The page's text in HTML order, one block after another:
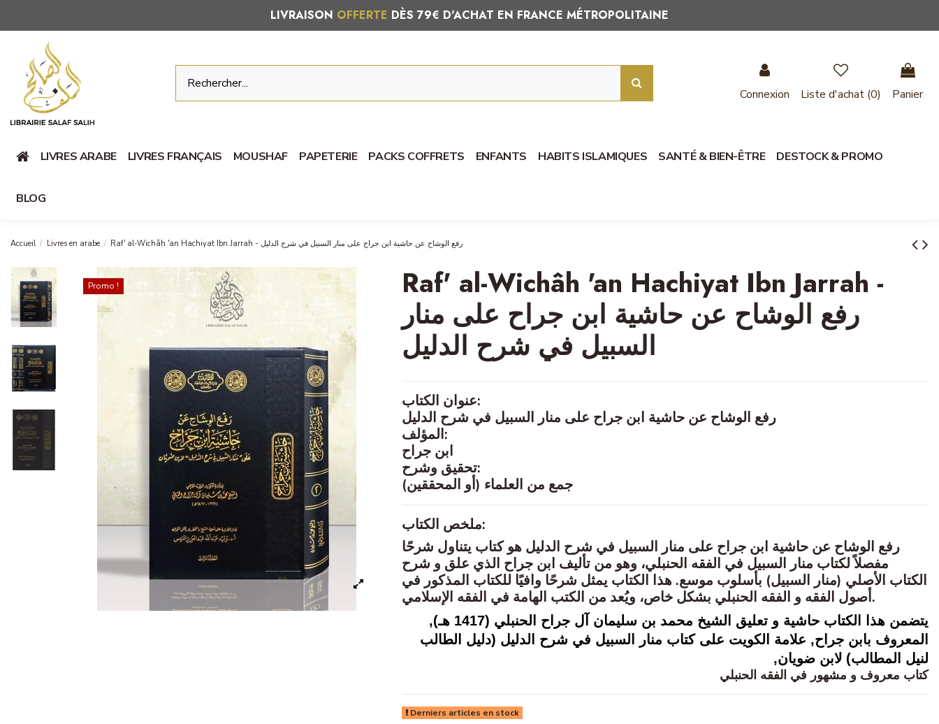
LIVRAISON OFFERTE DÈS 79€ D'ACHAT EN FRANCE MÉTROPOLITAINE
Connexion Liste d'achat (0) Panier
LIVRES ARABE LIVRES FRANÇAIS MOUSHAF PAPETERIE PACKS COFFRETS ENFANTS HABITS ISLAMIQUES SANTÉ & BIEN-ÊTRE DESTOCK & PROMO
BLOG
Accueil Livres en arabe Raf' al-Wichâh 'an Hachiyat Ibn Jarrah - رفع الوشاح عن حاشية ابن جراح على منار السبيل في شرح الدليل
Promo !
Raf' al-Wichâh 'an Hachiyat Ibn Jarrah -
رفع الوشاح عن حاشية ابن جراح على منار
السبيل في شرح الدليل
عنوان الكتاب:
رفع الوشاح عن حاشية ابن جراح على منار السبيل في شرح الدليل
المؤلف:
ابن جراح
تحقيق وشرح:
جمع من العلماء (أو المحققين)
ملخص الكتاب:
رفع الوشاح عن حاشية ابن جراح على منار السبيل في شرح الدليل هو كتاب يتناول شرحًا
مفصلاًلكتاب منار السبيل في الفقه الحنبلي، وهو من تأليف ابن جراح الذي علق و شرح
الكتاب الأصلي (منار السبيل) بأسلوب موسع. هذا الكتاب يمثل شرحًا وافيًا للكتاب المذكور في
أصول الفقه و الفقه الحنبلي بشكل خاص، ويُعد من الكتب الهامة في الفقه الإسلامي .
يتضمن هذا الكتاب حاشية و تعليق الشيخ محمد بن سليمان آل جراح الحنبلي (1417 هـ),
المعروف بابن جراح, علامة الكويت على كتاب منار السبيل في شرح الدليل (دليل الطالب
لنيل المطالب) لابن ضويان,
كتاب معروف و مشهور في الفقه الحنبلي
Derniers articles en stock